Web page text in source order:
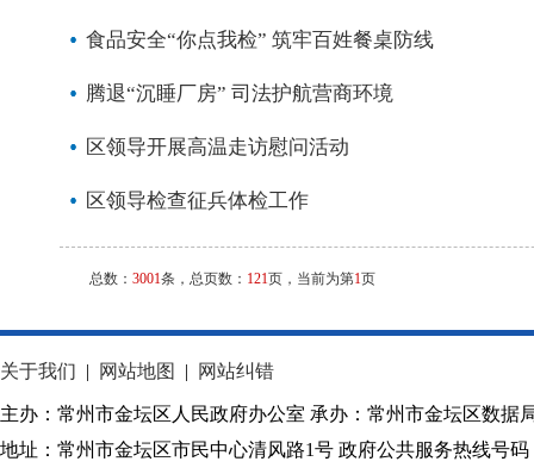
食品安全“你点我检” 筑牢百姓餐桌防线
腾退“沉睡厂房” 司法护航营商环境
区领导开展高温走访慰问活动
区领导检查征兵体检工作
总数： 3001条，总页数： 121页，当前为第1页
关于我们 | 网站地图 | 网站纠错
主办：常州市金坛区人民政府办公室 承办：常州市金坛区数据
地址：常州市金坛区市民中心清风路1号 政府公共服务热线号码